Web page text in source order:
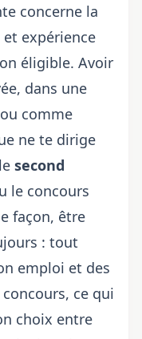
concerne la
et expérience
éligible. Avoir
dans une
comme
ne te dirige
second
le concours
façon, être
: tout
emploi et des
ce qui
choix entre